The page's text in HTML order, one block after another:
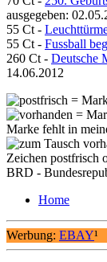
ausgegeben:
55 Ct -
55 Ct - Fussball
260 Ct - Deutsche
14.06.2012
=
=
Marke fehlt in
Zeichen postfrisch
BRD -
Home
Werbung: EBAY¹